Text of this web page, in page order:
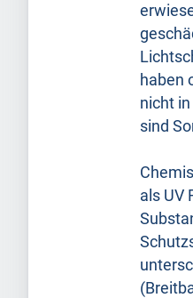
haben
nicht
sind
als UV